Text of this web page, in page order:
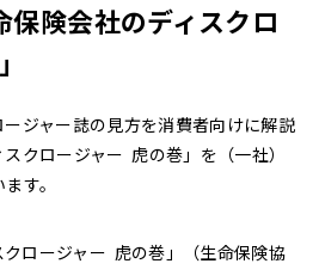
保険会社のディスクロ
ジャー誌の見方を消費者向けに解説
クロージャー 虎の巻」を（一社）
す。
クロージャー 虎の巻」（生命保険協